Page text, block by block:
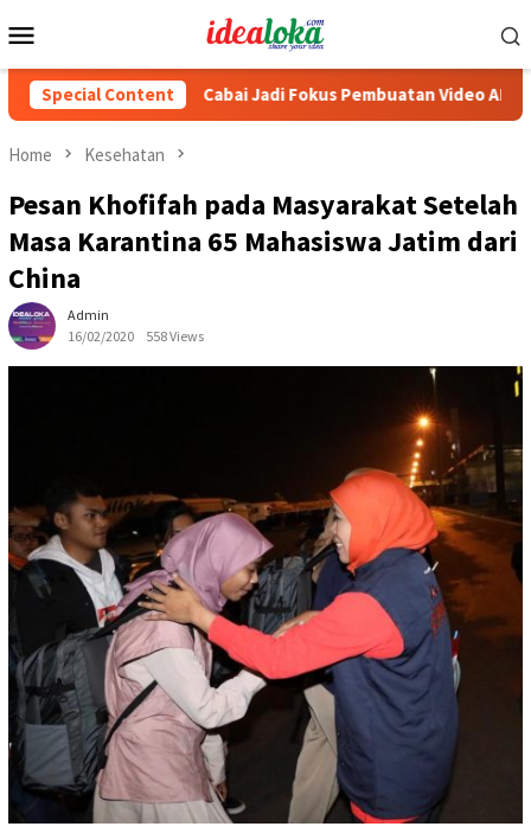
to
Menu
Special Content
Cabai Jadi Fokus Pembuatan Video AKU HATINYA
Home Kesehatan
Pesan Khofifah pada Masyarakat Setelah
Masa Karantina 65 Mahasiswa Jatim dari
China
Admin
16/02/2020
558 Views